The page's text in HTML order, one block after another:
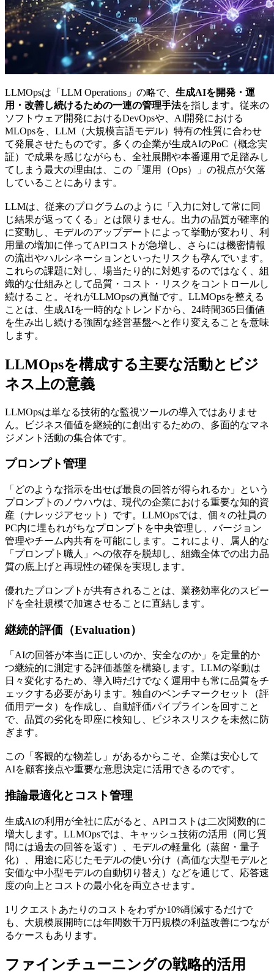
LLMOpsは「LLM Operations」の略で、 生成AIを開発・運
用・改善し続けるための一連の管理手法を指します。従来の
ソフトウェア開発におけるDevOpsや、AI開発における
MLOpsを、LLM（大規模言語モデル）特有の性質に合わせ
て発展させたものです。多くの企業が生成AIのPoC（概念実
証）で成果を感じながらも、全社展開や本番運用で足踏みし
てしまう最大の理由は、この「運用（Ops）」の視点が欠落
していることにあります。
LLMは、従来のプログラムのように「入力に対して常に同
じ結果が返ってくる」とは限りません。出力の品質が確率的
に変動し、モデルのアップデートによって挙動が変わり、利
用量の増加に伴ってAPIコストが急増し、さらには機密情報
の流出やハルシネーションといったリスクも孕んでいます。
これらの課題に対し、場当たり的に対処するのではなく、組
織的な仕組みとして品質・コスト・リスクをコントロールし
続けること。それがLLMOpsの真髄です。 LLMOpsを整える
ことは、生成AIを一時的なトレンドから、24時間365日価値
を生み出し続ける強固な経営基盤へと作り変えることを意味
します。
LLMOpsを構成する主要な活動とビジ
ネス上の意義
LLMOpsは単なる技術的な監視ツールの導入ではありませ
ん。ビジネス価値を継続的に創出するための、多面的なマネ
ジメント活動の集合体です。
プロンプト管理
「どのような指示を出せば最良の回答が得られるか」という
プロンプトのノウハウは、現代の企業における重要な知的資
産（ナレッジアセット）です。LLMOpsでは、個々の社員の
PC内に埋もれがちなプロンプトを中央管理し、バージョン
管理やチーム内共有を可能にします。これにより、属人的な
「プロンプト職人」への依存を脱却し、組織全体での出力品
質の底上げと再現性の確保を実現します。
優れたプロンプトが共有されることは、業務効率化のスピー
ドを全社規模で加速させることに直結します。
継続的評価（Evaluation）
「AIの回答が本当に正しいのか、安全なのか」を定量的か
つ継続的に測定する評価基盤を構築します。LLMの挙動は
日々変化するため、導入時だけでなく運用中も常に品質をチ
ェックする必要があります。独自のベンチマークセット（評
価用データ）を作成し、自動評価パイプラインを回すこと
で、品質の劣化を即座に検知し、ビジネスリスクを未然に防
ぎます。
この「客観的な物差し」があるからこそ、企業は安心して
AIを顧客接点や重要な意思決定に活用できるのです。
推論最適化とコスト管理
生成AIの利用が全社に広がると、APIコストは二次関数的に
増大します。LLMOpsでは、キャッシュ技術の活用（同じ質
問には過去の回答を返す）、モデルの軽量化（蒸留・量子
化）、用途に応じたモデルの使い分け（高価な大型モデルと
安価な中小型モデルの自動切り替え）などを通じて、応答速
度の向上とコストの最小化を両立させます。
1リクエストあたりのコストをわずか10%削減するだけで
も、大規模展開時には年間数千万円規模の利益改善につなが
るケースもあります。
ファインチューニングの戦略的活用